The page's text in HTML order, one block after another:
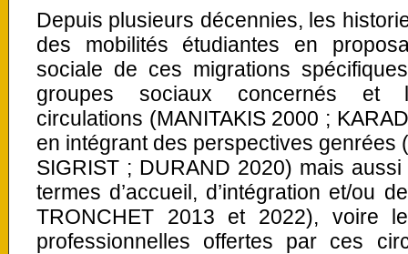
Depuis plusieurs décennies, les
des mobilités étudiantes en
sociale de ces migrations
groupes sociaux concernés
circulations (MANITAKIS 2000 ;
en intégrant des perspectives genrées
SIGRIST ; DURAND 2020) mais
termes d’accueil, d’intégration et/ou
TRONCHET 2013 et 2022), voire
professionnelles offertes par ces